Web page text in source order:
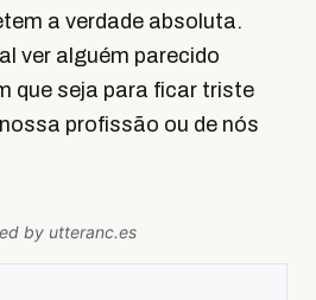
a verdade absoluta.
ver alguém parecido
que seja para ficar triste
profissão ou de nós